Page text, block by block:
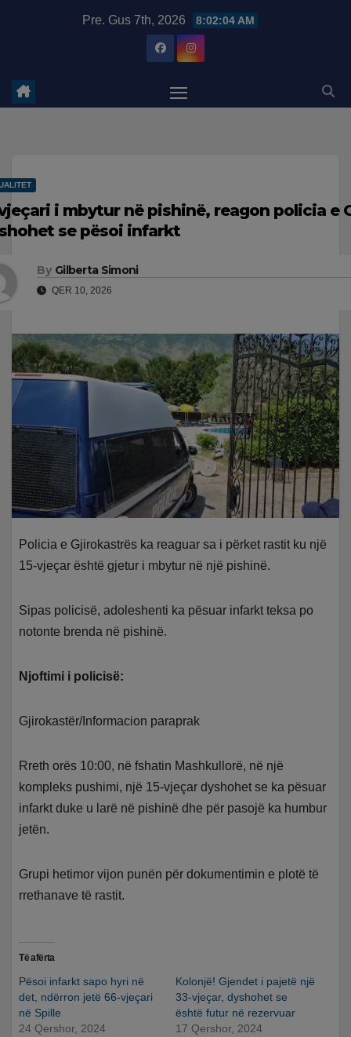
Pre. Gus 7th, 2026 8:02:05 AM
vjeçari i mbytur në pishinë, reagon policia e
se pësoi infarkt
By Gilberta Simoni
QER 10, 2026
Policia e Gjirokastrës ka reaguar sa i përket rastit ku një
15-vjeçar është gjetur i mbytur në një pishinë.
Sipas policisë, adoleshenti ka pësuar infarkt teksa po
notonte brenda në pishinë.
Njoftimi i policisë:
Gjirokastër/Informacion paraprak
Rreth orës 10:00, në fshatin Mashkullorë, në një
kompleks pushimi, një 15-vjeçar dyshohet se ka pësuar
infarkt duke u larë në pishinë dhe për pasojë ka humbur
jetën.
Grupi hetimor vijon punën për dokumentimin e plotë të
rrethanave të rastit.
Të afërta
Pësoi infarkt sapo hyri në
det, ndërron jetë 66-vjeçari
në Spille
24 Qershor, 2024
Kolonjë! Gjendet i pajetë një
33-vjeçar, dyshohet se
është futur në rezervuar
17 Qershor, 2024